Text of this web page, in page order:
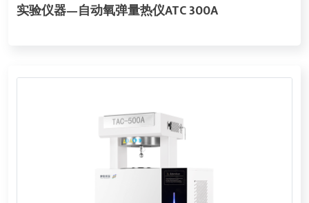
实验仪器—自动氧弹量热仪ATC 300A